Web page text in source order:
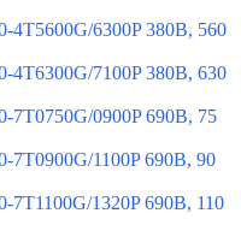
4T5600G/6300P 380В, 560
4T6300G/7100P 380В, 630
7T0750G/0900P 690В, 75
7T0900G/1100P 690В, 90
7T1100G/1320P 690В, 110